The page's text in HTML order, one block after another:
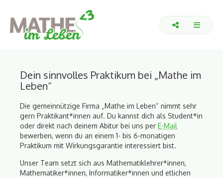
Dein sinnvolles Praktikum bei „Mathe im
Leben“
Die gemeinnützige Firma „Mathe im Leben“ nimmt sehr
gern Praktikant*innen auf. Du kannst dich als Student*in
oder direkt nach deinem Abitur bei uns per E-Mail
bewerben, wenn du an einem 1- bis 6-monatigen
Praktikum mit Wirkungsgarantie interessiert bist.
Unser Team setzt sich aus Mathematiklehrer*innen,
Mathematiker*innen, Informatiker*innen und etlichen